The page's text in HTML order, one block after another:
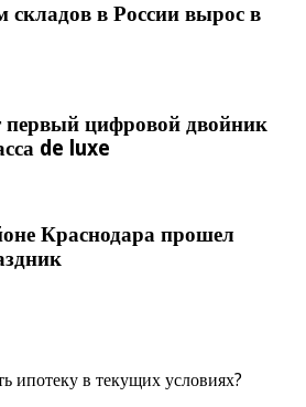
складов в России вырос в
первый цифровой двойник
de luxe
Краснодара прошел
ипотеку в текущих условиях?